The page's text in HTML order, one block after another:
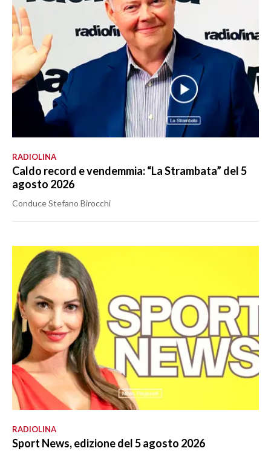
RADIOLINA
Caldo record e vendemmia: “La Strambata” del 5
agosto 2026
Conduce Stefano Birocchi
RADIOLINA
Sport News, edizione del 5 agosto 2026